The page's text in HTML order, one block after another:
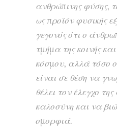
ανθρώπινης φύσης,
ως προϊόν φυσικής
γεγονός ότι ο
τμήμα της κοινής
κόσμου, αλλά τόσο
είναι σε θέση να
θέλει τον έλεγχο
καλοσύνη και να
ομορφιά.